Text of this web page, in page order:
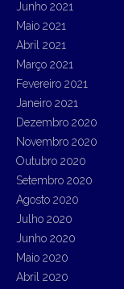
Junho 2021
Maio 2021
Abril 2021
Março 2021
Fevereiro 2021
Janeiro 2021
Dezembro 2020
Novembro 2020
Outubro 2020
Setembro 2020
Agosto 2020
Julho 2020
Junho 2020
Maio 2020
Abril 2020